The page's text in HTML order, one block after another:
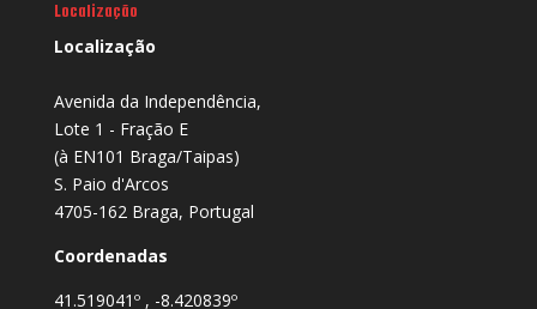
Localização
Localização
Avenida da Independência,
Lote 1 - Fração E
(à EN101 Braga/Taipas)
S. Paio d'Arcos
4705-162 Braga, Portugal
Coordenadas
41.519041º , -8.420839º